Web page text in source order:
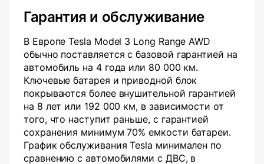
Гарантия и обслуживание
В Европе Tesla Model 3 Long Range AWD
обычно поставляется с базовой гарантией на
автомобиль на 4 года или 80 000 км.
Ключевые батарея и приводной блок
покрываются более внушительной гарантией
на 8 лет или 192 000 км, в зависимости от
того, что наступит раньше, с гарантией
сохранения минимум 70% емкости батареи.
График обслуживания Tesla минимален по
сравнению с автомобилями с ДВС, в